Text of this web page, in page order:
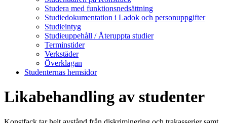
Studera med funktionsnedsättning
Studiedokumentation i Ladok och personuppgifter
Studieintyg
Studieuppehåll / Återuppta studier
Terminstider
Verkstäder
Överklagan
Studenternas hemsidor
Likabehandling av studenter